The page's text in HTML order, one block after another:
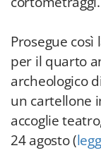
Prosegue
per il quarto
archeologico
un cartellone
accoglie
24 agosto (